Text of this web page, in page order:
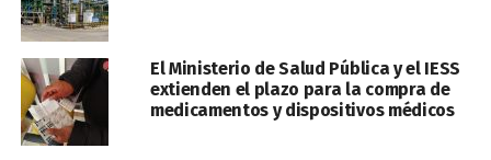
El Ministerio de Salud Pública y el IESS
extienden el plazo para la compra de
medicamentos y dispositivos médicos